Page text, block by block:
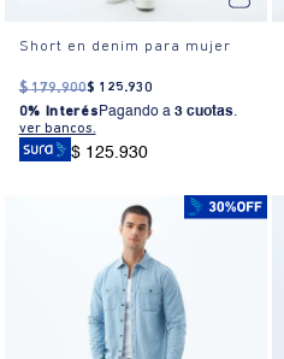
Short en denim para mujer
$ 179.900$ 125.930
0% Interés Pagando a 3 cuotas.
ver bancos.
$ 125.930